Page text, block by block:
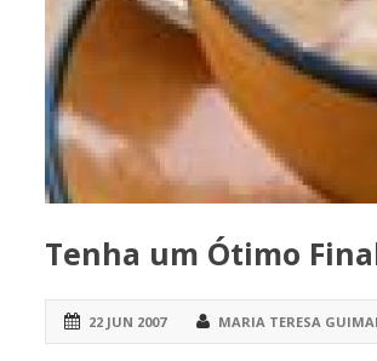
Tenha um Ótimo
22 JUN 2007 MARIA TERESA